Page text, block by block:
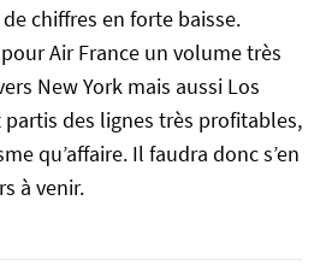
chiffres en forte baisse.
Air France un volume très
New York mais aussi Los
des lignes très profitables,
qu’affaire. Il faudra donc s’en
à venir.